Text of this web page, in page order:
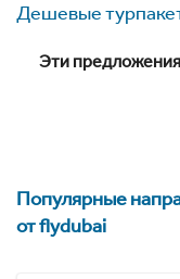
Дешевые
Эти
Популярные
от flydubai